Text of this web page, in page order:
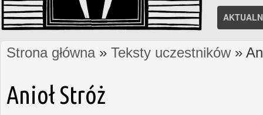
Jesteś tutaj
Strona główna» Teksty uczestników»
Anioł Stróż